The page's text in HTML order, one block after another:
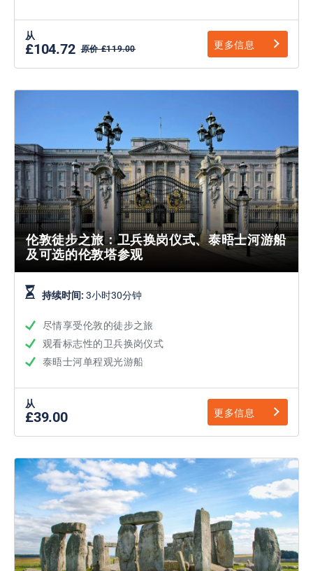
从
£104.72 原价 £119.00 更多信息
伦敦徒步之旅：卫兵换岗仪式、泰晤士河游船
及可选的伦敦塔参观
持续时间: 3小时30分钟
尽情享受伦敦的徒步之旅
观看标志性的卫兵换岗仪式
泰晤士河单程观光游船
从
£39.00 更多信息